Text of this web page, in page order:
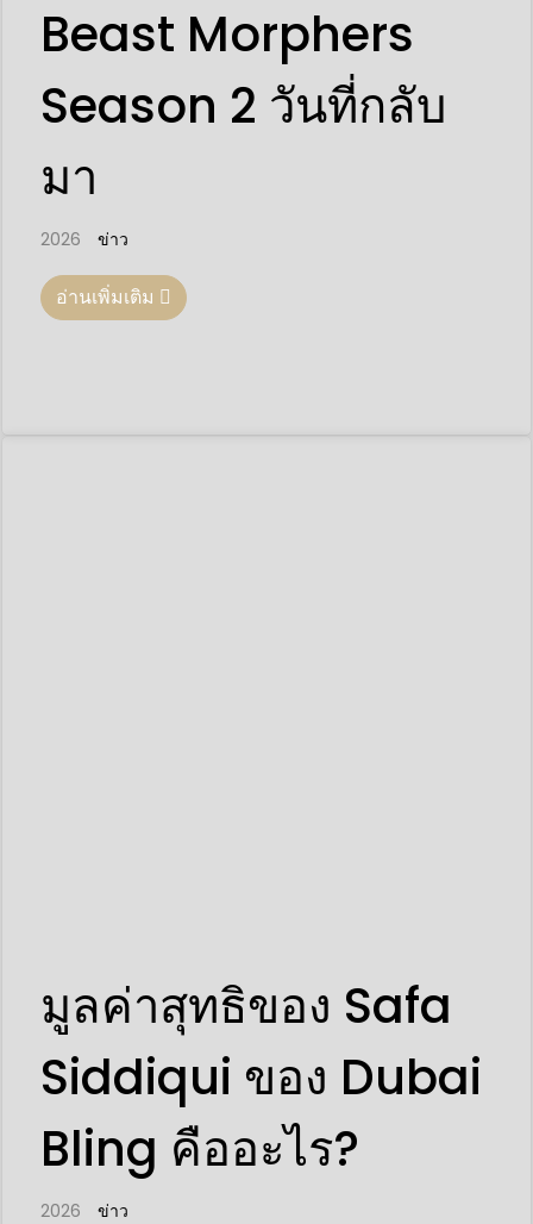
Beast Morphers
Season 2 วันที่กลับ
มา
2026 ข่าว
อ่านเพิ่มเติม
มูลค่าสุทธิของ Safa
Siddiqui ของ Dubai
Bling คืออะไร?
2026 ข่าว